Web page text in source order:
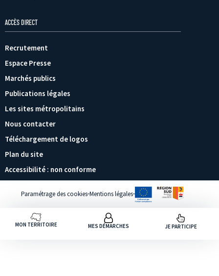
ACCÈS DIRECT
Recrutement
Espace Presse
Marchés publics
Publications légales
Les sites métropolitains
Nous contacter
Téléchargement de logos
Plan du site
Accessibilité : non conforme
Paramétrage des cookies Mentions légales
MON TERRITOIRE MES DÉMARCHES JE PARTICIPE